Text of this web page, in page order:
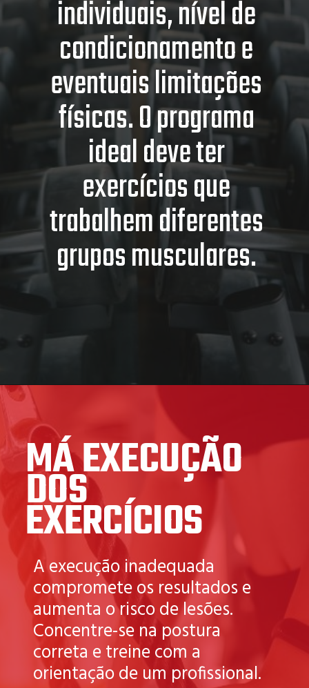
individuais, nível de
condicionamento e
eventuais limitações
físicas. O programa
ideal deve ter
exercícios que
trabalhem diferentes
grupos musculares.
MÁ EXECUÇÃO
DOS
EXERCÍCIOS
A execução inadequada
compromete os resultados e
aumenta o risco de lesões.
Concentre-se na postura
correta e treine com a
orientação de um profissional.